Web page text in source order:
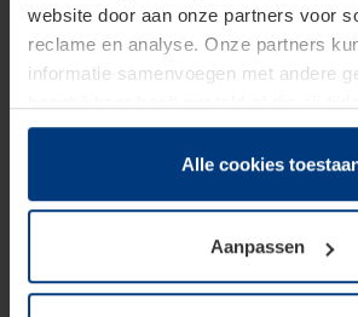
website door aan onze partners voor
reclame en analyse. Onze partners
informatie samenvoegen met andere
hun diensten hebben verzameld.
Juridisch hebben wij het recht om
van deze pagina's absoluut vereist is.
soorten cookies is uw toestemming
toestemming kunt u op elk moment bij
Alle cookies
Aanpassen